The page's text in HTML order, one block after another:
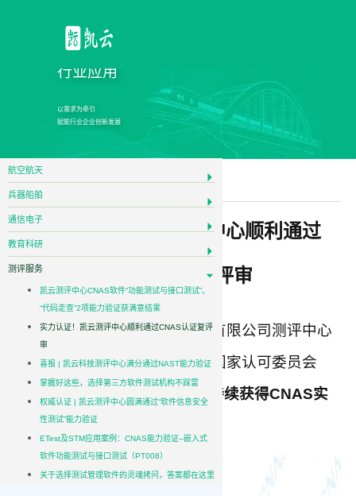
行业应用
以需求为牵引
赋能行业企业创新发展
航空航天
兵器船舶
通信电子
教育科研
测评服务
凯云测评中心CNAS软件“功能测试与接口测试”、
“代码走查”2项能力验证获满意结果
实力认证！凯云测评中心顺利通过CNAS认证复评
审
喜报 | 凯云科技测评中心满分通过NAST能力验证
掌握好这些，选择第三方软件测试机构不踩雷
权威认证 | 凯云测评中心圆满通过“软件信息安全
性测试”能力验证
ETest及STM应用案例：CNAS能力验证--嵌入式
软件功能测试与接口测试（PT008）
关于选择测试管理软件的灵魂拷问，答案都在这里
测评服务
实力认证！凯云测评中心顺利通过
CNAS认证复评审
近日，凯云联创（北京）科技有限公司测评中心
接受并顺利通过中国合格评定国家认可委员会
（CNAS）认证资质复评审，
持续获得CNAS实
验室认可证书。